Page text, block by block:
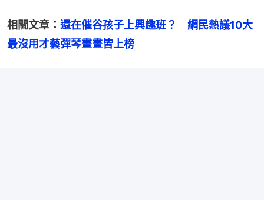
相關文章： 還在催谷孩子上興趣班？　網民熱議10大
最沒用才藝彈琴畫畫皆上榜